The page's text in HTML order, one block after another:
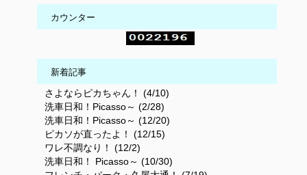
カウンター
新着記事
さよならピカちゃん！ (4/10)
洗車日和！Picasso～ (2/28)
洗車日和！Picasso～ (12/20)
ピカソが直ったよ！ (12/15)
ワレ不調なり！ (12/2)
洗車日和！ Picasso～ (10/30)